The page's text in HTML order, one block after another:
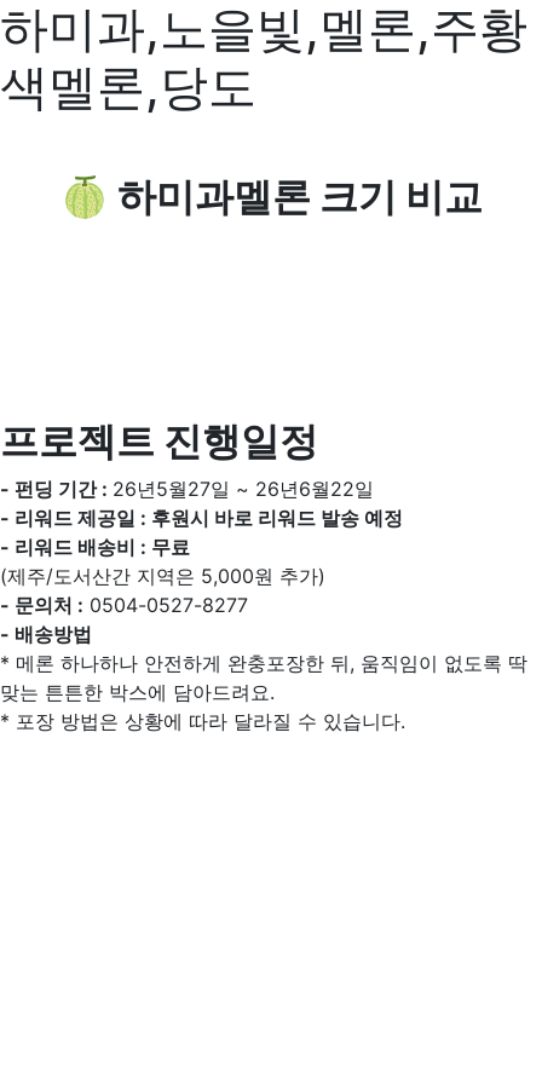
하미과,노을빛,멜론,주황
색멜론,당도
🍈 하미과멜론 크기 비교
프로젝트 진행일정
- 펀딩 기간 : 26년5월27일 ~ 26년6월22일
- 리워드 제공일 : 후원시 바로 리워드 발송 예정
- 리워드 배송비 : 무료
(제주/도서산간 지역은 5,000원 추가)
- 문의처 : 0504-0527-8277
- 배송방법
* 메론 하나하나 안전하게 완충포장한 뒤, 움직임이 없도록 딱
맞는 튼튼한 박스에 담아드려요.
* 포장 방법은 상황에 따라 달라질 수 있습니다.